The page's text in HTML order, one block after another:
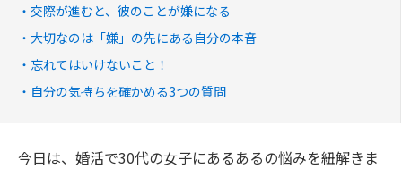
交際が進むと、彼のことが嫌になる
大切なのは「嫌」の先にある自分の本音
忘れてはいけないこと！
自分の気持ちを確かめる3つの質問
今日は、婚活で30代の女子にあるあるの悩みを紐解きま